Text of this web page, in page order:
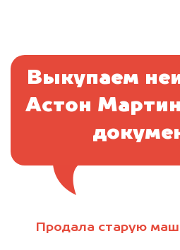
Продала старую
Выкупаем
Астон
минуту эксперт-оценщик